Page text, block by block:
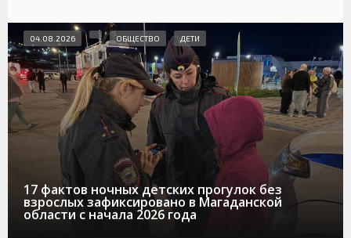
17 фактов ночных детских прогулок без
взрослых зафиксировано в Магаданской
области с начала 2026 года
04.08.2026 ОБЩЕСТВО ДЕТИ